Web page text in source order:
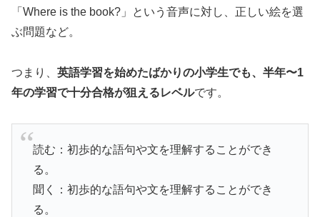
「Where is the book?」という音声に対し、正しい絵を選
ぶ問題など。
つまり、 英語学習を始めたばかりの小学生でも、半年〜1
年の学習で十分合格が狙えるレベルです。
読む：初歩的な語句や文を理解することができ
る。
聞く：初歩的な語句や文を理解することができ
る。